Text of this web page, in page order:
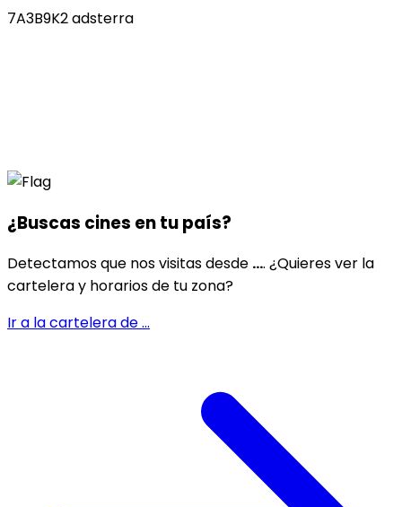
7A3B9K2 adsterra
¿Buscas cines entu país?
Detectamos que nos visitas desde .... ¿Quieres ver la
cartelera y horarios de tu zona?
Ir a la cartelera de...